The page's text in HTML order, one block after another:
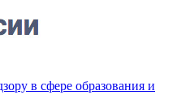
в сфере образования и